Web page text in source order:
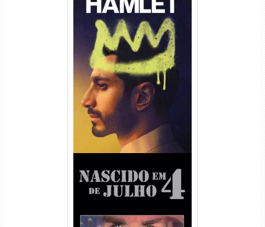
Hamlet Torrent (2026) WEB-
DL 1080p Dual Áudio